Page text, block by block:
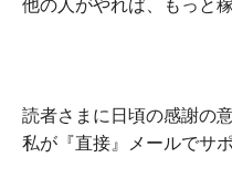
他の人がやれば、もっと
読者さまに日頃の感謝の
私が『直接』メールでサ